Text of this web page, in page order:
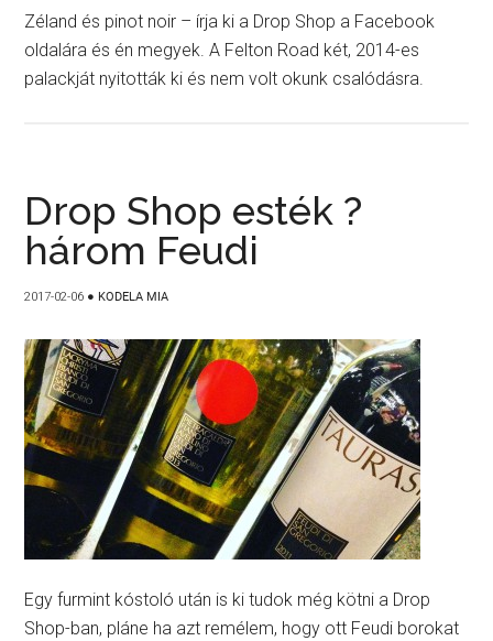
Zéland és pinot noir – írja ki a Drop Shop a Facebook
oldalára és én megyek. A Felton Road két, 2014-es
palackját nyitották ki és nem volt okunk csalódásra.
Drop Shop esték ?
három Feudi
2017-02-06 ● KODELA MIA
Egy furmint kóstoló után is ki tudok még kötni a Drop
Shop-ban, pláne ha azt remélem, hogy ott Feudi borokat